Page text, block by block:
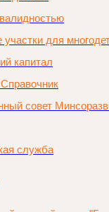
для
капитал
совет
служба